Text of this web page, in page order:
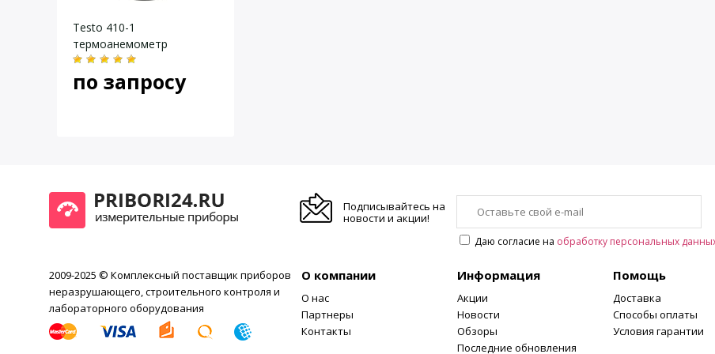
Погрешность
Разрешение
Диапазон измерений
Testo 410-1
термоанемометр
по запросу
Подписывайтесь на
новости и акции!
Даю согласие на обработку персональных
2009-2025 © Комплексный поставщик приборов
неразрушающего, строительного контроля и
лабораторного оборудования
О компании
О нас
Партнеры
Контакты
Информация
Акции
Новости
Обзоры
Последние обновления
Помощь
Доставка
Способы оплаты
Условия гарантии